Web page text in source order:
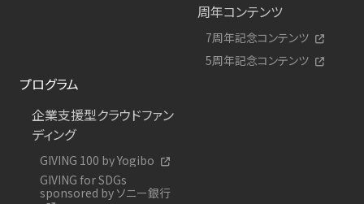
周年コンテンツ
7周年記念コンテンツ
5周年記念コンテンツ
プログラム
企業支援型クラウドファン
ディング
GIVING 100 by Yogibo
GIVING for SDGs
sponsored by ソニー銀行